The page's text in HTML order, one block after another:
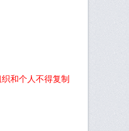
和个人不得复制